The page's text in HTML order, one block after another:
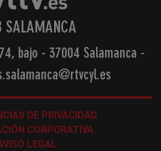
SALAMANCA
bajo - 37004 Salamanca -
DE PRIVACIDAD
CORPORATIVA
LEGAL